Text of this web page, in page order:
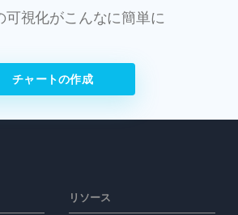
可視化がこんなに簡単に
チャートの作成
リソース